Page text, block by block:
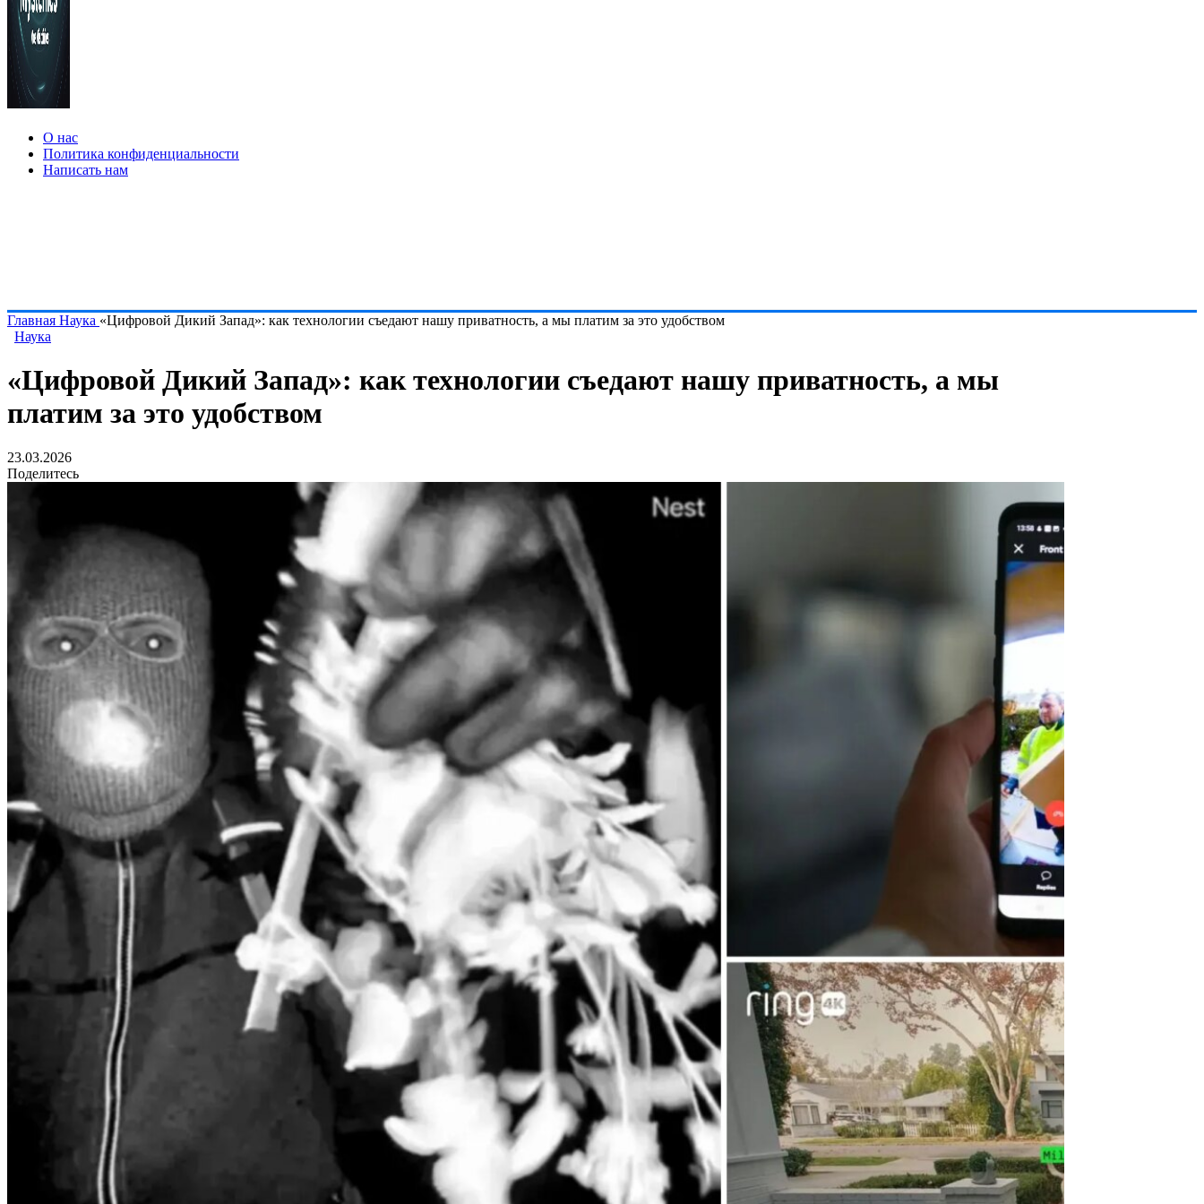
О нас
Политика конфиденциальности
Написать нам
Главная Наука «Цифровой Дикий Запад»: как технологии съедают нашу приватность, а мы платим за это удобством
Наука
«Цифровой Дикий Запад»: как технологии съедают нашу приватность, а мы
платим за это удобством
23.03.2026
Поделитесь